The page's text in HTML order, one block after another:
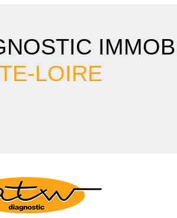
LOIRE